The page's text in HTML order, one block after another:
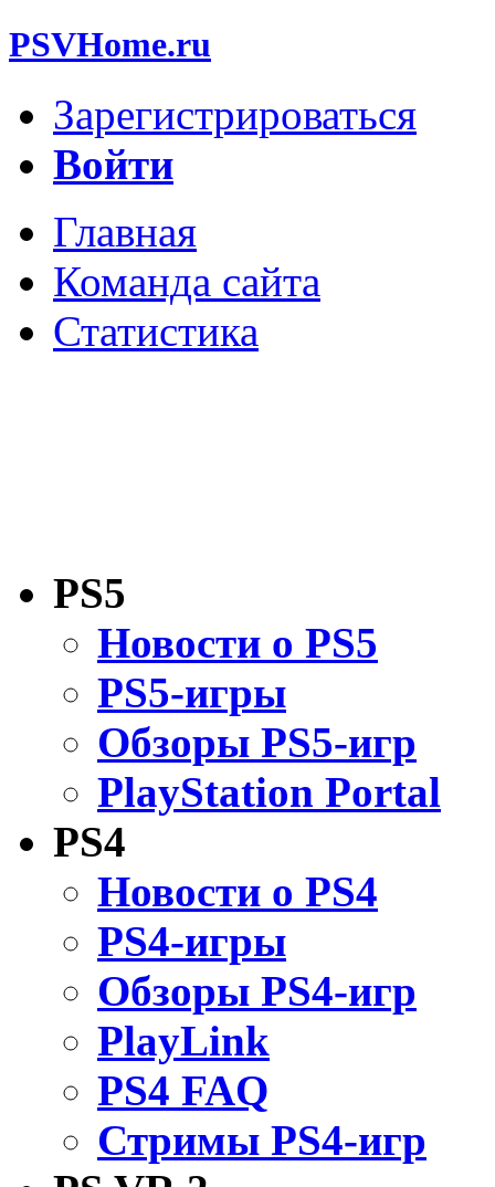
PSVHome.ru
Зарегистрироваться
Войти
Главная
Команда сайта
Статистика
PS5
Новости о PS5
PS5-игры
Обзоры PS5-игр
PlayStation Portal
PS4
Новости о PS4
PS4-игры
Обзоры PS4-игр
PlayLink
PS4 FAQ
Стримы PS4-игр